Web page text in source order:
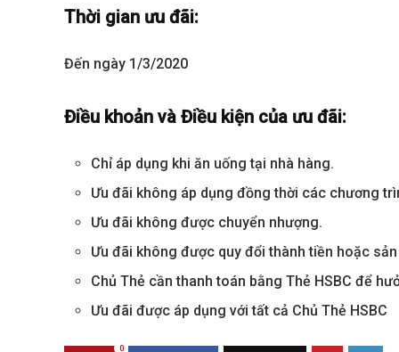
Thời gian ưu đãi:
Đến ngày 1/3/2020
Điều khoản và Điều kiện của ưu đãi:
Chỉ áp dụng khi ăn uống tại nhà hàng.
Ưu đãi không áp dụng đồng thời các chương
Ưu đãi không được chuyển nhượng.
Ưu đãi không được quy đổi thành tiền hoặc
Chủ Thẻ cần thanh toán bằng Thẻ HSBC để
Ưu đãi được áp dụng với tất cả Chủ Thẻ HSBC
0